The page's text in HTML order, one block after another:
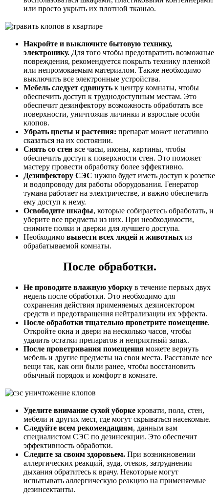
или просто укрыть их плотной тканью.
Накройте и выключите бытовую технику,
электронику. Для того чтобы предотвратить возможные
повреждения, рекомендуется покрыть технику пленкой
или непромокаемым материалом. Также необходимо
выключить все электронные устройства.
Мебель следует сдвинуть к центру комнаты, чтобы
обеспечить доступ к труднодоступным местам. Это
обеспечит дезинфектору возможность обработать все
поверхности, уничтожив личинки и взрослые особи
клопов.
Убрать цветы и растения: препарат может негативно
сказаться на их состоянии.
Снять со стен все часы, иконы, картины, чтобы
обеспечить доступ к поверхности стен. Это поможет
мастеру провести обработку более эффективно.
Дезинфектору СЭС нужно будет иметь доступ к розетке
и водопроводу для работы оборудования. Генератор
тумана работает на электричестве, и важно обеспечить
ему доступ к нему.
Освободите шкафы, которые собираетесь обработать, и
уберите все предметы из них. При необходимости,
снимите полки и дверки для лучшего доступа.
Необходимо вывести всех людей и животных из
обрабатываемой комнаты.
После обработки.
Не проводите влажную уборку в течение первых двух
недель после обработки. Это необходимо для
сохранения действия применяемых дезинсектором
средств и предотвращения нейтрализации их эффекта.
После обработки тщательно проветрите помещение.
Откройте окна и двери на несколько часов, чтобы
удалить остатки препаратов и неприятный запах.
После проветривания помещения можете вернуть
мебель и другие предметы на свои места. Расставьте все
вещи так, как они были ранее, чтобы восстановить
обычный порядок и комфорт в комнате.
Уделите внимание сухой уборке кровати, пола, стен,
мебели и других мест, где могут скрываться насекомые.
Следуйте всем рекомендациям, данным вам
специалистом СЭС по дезинсекции. Это обеспечит
эффективность обработки.
Следите за своим здоровьем. При возникновении
аллергических реакций, зуда, отеков, затруднении
дыхания обратитесь к врачу. Некоторые могут
испытывать аллергическую реакцию на применяемые
дезинсектанты.